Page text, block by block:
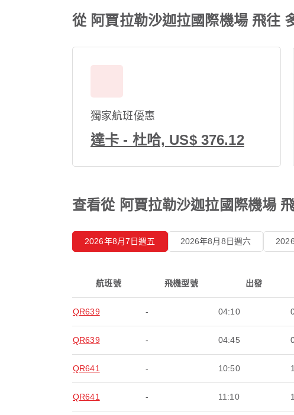
從 阿賈拉勒沙迦拉國際機場 飛往
獨家航班優惠
達卡 - 杜哈, US$ 376.12
查看從 阿賈拉勒沙迦拉國際機場
2026年8月7日週五 2026年8月8日週六
航班號 飛機型號 出發
QR639 - 04:10
QR639 - 04:45
QR641 - 10:50
QR641 - 11:10